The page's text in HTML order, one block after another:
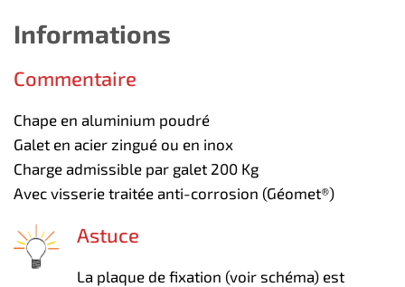
Informations
Commentaire
Chape en aluminium poudré
Galet en acier zingué ou en inox
Charge admissible par galet 200 Kg
Avec visserie traitée anti-corrosion (Géomet®)
Astuce
La plaque de fixation (voir schéma) est